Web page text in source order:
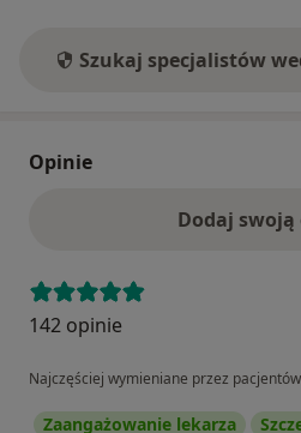
Szukaj specjalistów
Opinie
Dodaj
142 opinie
Najczęściej wymieniane przez pacjentów
Zaangażowanie lekarza